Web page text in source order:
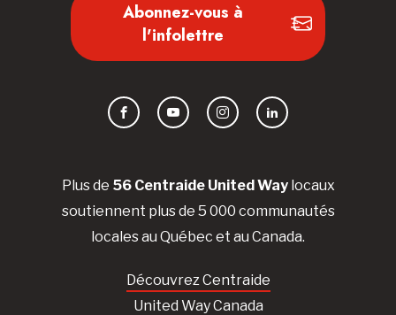
Plus de 56 Centraide United Waylocaux
soutiennent plus de 5 000 communautés
locales au Québec et au Canada.
Découvrez Centraide
United Way Canada
Abonnez-vous à
l'infolettre
FacebookYouTubeInstagramLinkedIn